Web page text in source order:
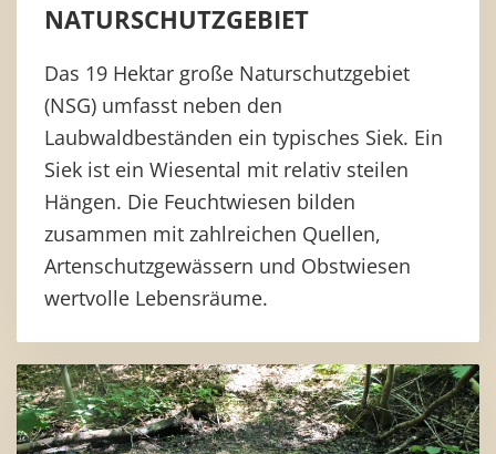
NATURSCHUTZGEBIET
Das 19 Hektar große Naturschutzgebiet
(NSG) umfasst neben den
Laubwaldbeständen ein typisches Siek. Ein
Siek ist ein Wiesental mit relativ steilen
Hängen. Die Feuchtwiesen bilden
zusammen mit zahlreichen Quellen,
Artenschutzgewässern und Obstwiesen
wertvolle Lebensräume.